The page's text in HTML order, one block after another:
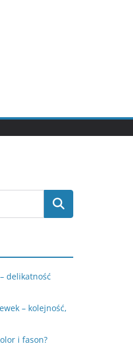
delikatność
– kolejność,
i fason?